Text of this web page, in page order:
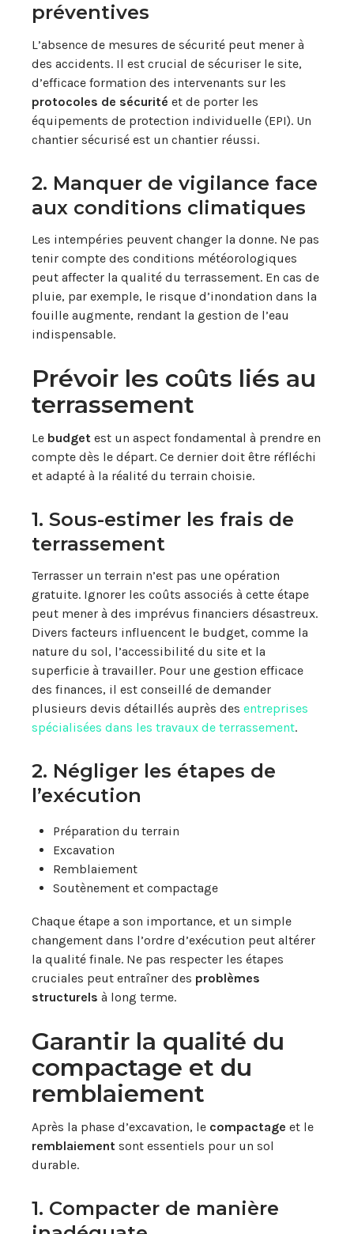
préventives
L’absence de mesures de sécurité peut mener à
des accidents. Il est crucial de sécuriser le site,
d’efficace formation des intervenants sur les
protocoles de sécurité et de porter les
équipements de protection individuelle (EPI). Un
chantier sécurisé est un chantier réussi.
2. Manquer de vigilance face
aux conditions climatiques
Les intempéries peuvent changer la donne. Ne pas
tenir compte des conditions météorologiques
peut affecter la qualité du terrassement. En cas de
pluie, par exemple, le risque d’inondation dans la
fouille augmente, rendant la gestion de l’eau
indispensable.
Prévoir les coûts liés au
terrassement
Le budget est un aspect fondamental à prendre en
compte dès le départ. Ce dernier doit être réfléchi
et adapté à la réalité du terrain choisie.
1. Sous-estimer les frais de
terrassement
Terrasser un terrain n’est pas une opération
gratuite. Ignorer les coûts associés à cette étape
peut mener à des imprévus financiers désastreux.
Divers facteurs influencent le budget, comme la
nature du sol, l’accessibilité du site et la
superficie à travailler. Pour une gestion efficace
des finances, il est conseillé de demander
plusieurs devis détaillés auprès des entreprises
spécialisées dans les travaux de terrassement.
2. Négliger les étapes de
l’exécution
Préparation du terrain
Excavation
Remblaiement
Soutènement et compactage
Chaque étape a son importance, et un simple
changement dans l’ordre d’exécution peut altérer
la qualité finale. Ne pas respecter les étapes
cruciales peut entraîner des problèmes
structurels à long terme.
Garantir la qualité du
compactage et du
remblaiement
Après la phase d’excavation, le compactage et le
remblaiement sont essentiels pour un sol
durable.
1. Compacter de manière